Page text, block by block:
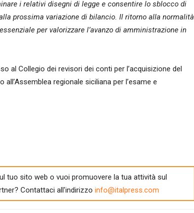
i relativi disegni di legge e consentire lo sblocco di
prossima variazione di bilancio. Il ritorno alla normalità
per valorizzare l’avanzo di amministrazione in
al Collegio dei revisori dei conti per l’acquisizione del
regionale siciliana per l’esame e
tuo sito web o vuoi promuovere la tua attività sul
Contattaci all'indirizzo info@italpress.com